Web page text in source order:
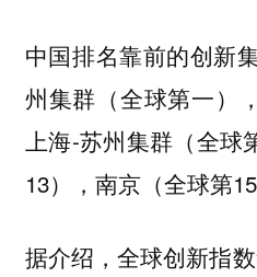
中国排名靠前的创新
州集群（全球第一）
上海-苏州集群（全球
13），南京（全球第15
据介绍，全球创新指